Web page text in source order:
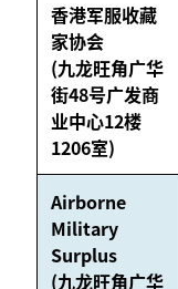
香港军服收藏
家协会
(九龙旺角广华
街48号广发商
业中心12楼
1206室)
Airborne
Military
Surplus
(九龙旺角广华